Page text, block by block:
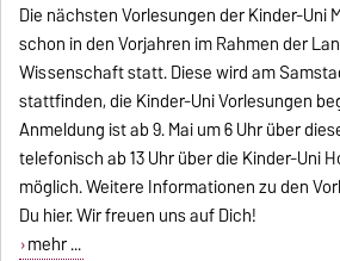
Die nächsten Vorlesungen der Kinder-Uni
schon in den Vorjahren im Rahmen der
Wissenschaft statt. Diese wird am
stattfinden, die Kinder-Uni Vorlesungen
Anmeldung ist ab 9. Mai um 6 Uhr über
telefonisch ab 13 Uhr über die Kinder-Uni
möglich. Weitere Informationen zu den
Du hier. Wir freuen uns auf Dich!
mehr ...